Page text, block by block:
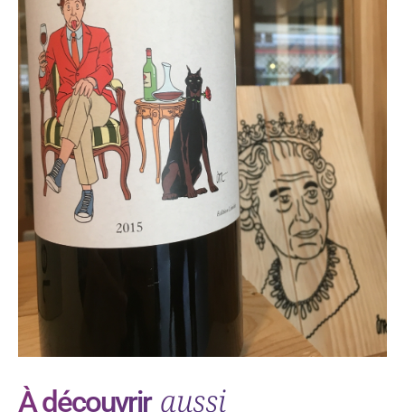
À découvrir aussi